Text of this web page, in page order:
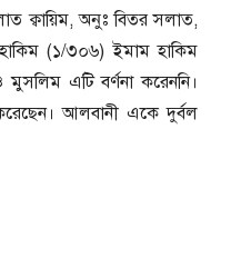
ক্বায়িম, অনুঃ বিতর সলাত,
(১/৩০৬) ইমাম হাকিম
এটি বর্ণনা করেননি।
আলবানী একে দুর্বল